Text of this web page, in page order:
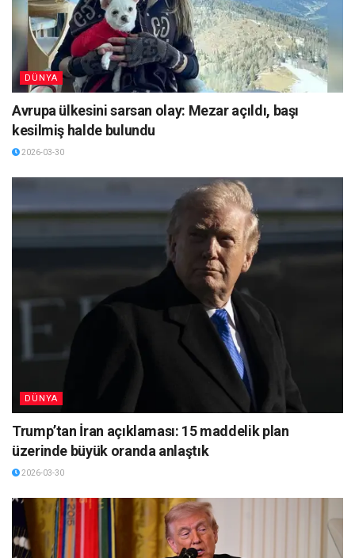
DÜNYA
Avrupa ülkesini sarsan olay: Mezar açıldı, başı
kesilmiş halde bulundu
2026-03-30
DÜNYA
Trump’tan İran açıklaması: 15 maddelik plan
üzerinde büyük oranda anlaştık
2026-03-30